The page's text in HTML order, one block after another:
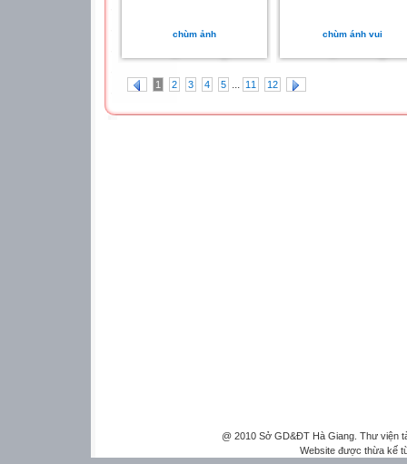
chùm ảnh chùm ánh vui
1 2 3 4 5 ... 11 12
@ 2010 Sở GD&ĐT Hà Giang. Thư viện
Website được thừa kế